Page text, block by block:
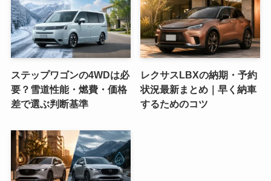
ステップワゴンの4WDは必
要？雪道性能・燃費・価格
差で選ぶ判断基準
レクサスLBXの納期・予約
状況最新まとめ｜早く納車
するためのコツ